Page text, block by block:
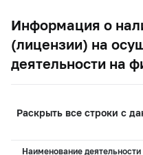
Информация о
(лицензии) на
деятельности на
Раскрыть все строки с
Наименование деятельности